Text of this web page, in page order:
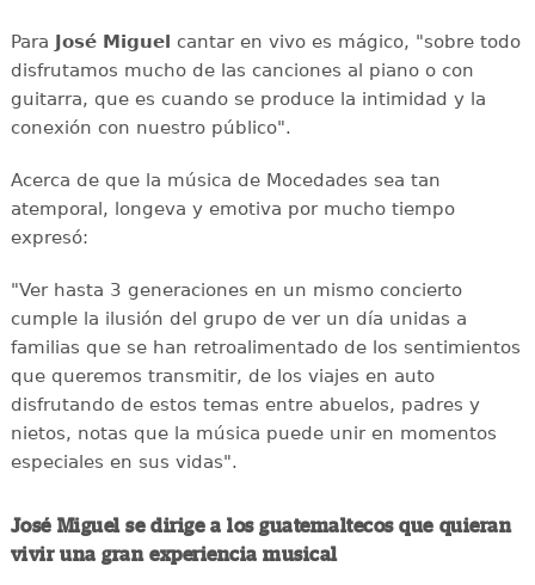
Para José Miguel cantar en vivo es mágico, "sobre todo
disfrutamos mucho de las canciones al piano o con
guitarra, que es cuando se produce la intimidad y la
conexión con nuestro público".
Acerca de que la música de Mocedades sea tan
atemporal, longeva y emotiva por mucho tiempo
expresó:
"Ver hasta 3 generaciones en un mismo concierto
cumple la ilusión del grupo de ver un día unidas a
familias que se han retroalimentado de los sentimientos
que queremos transmitir, de los viajes en auto
disfrutando de estos temas entre abuelos, padres y
nietos, notas que la música puede unir en momentos
especiales en sus vidas".
José Miguel se dirige a los guatemaltecos que quieran
vivir una gran experiencia musical